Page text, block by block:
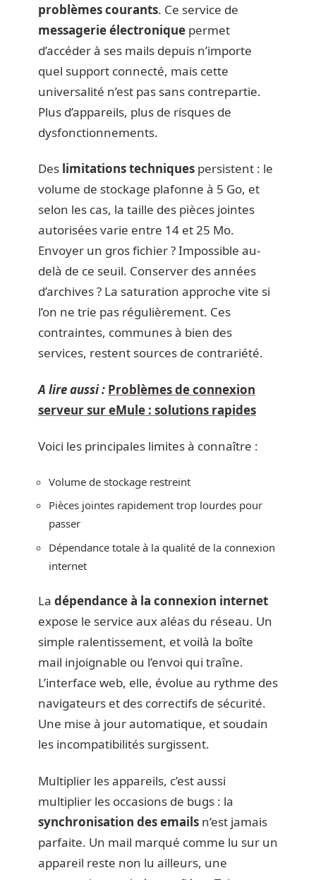
problèmes courants. Ce service de
messagerie électronique permet
d’accéder à ses mails depuis n’importe
quel support connecté, mais cette
universalité n’est pas sans contrepartie.
Plus d’appareils, plus de risques de
dysfonctionnements.
Des limitations techniques persistent : le
volume de stockage plafonne à 5 Go, et
selon les cas, la taille des pièces jointes
autorisées varie entre 14 et 25 Mo.
Envoyer un gros fichier ? Impossible au-
delà de ce seuil. Conserver des années
d’archives ? La saturation approche vite si
l’on ne trie pas régulièrement. Ces
contraintes, communes à bien des
services, restent sources de contrariété.
A lire aussi : Problèmes de connexion
serveur sur eMule : solutions rapides
Voici les principales limites à connaître :
Volume de stockage restreint
Pièces jointes rapidement trop lourdes pour
passer
Dépendance totale à la qualité de la connexion
internet
La dépendance à la connexion internet
expose le service aux aléas du réseau. Un
simple ralentissement, et voilà la boîte
mail injoignable ou l’envoi qui traîne.
L’interface web, elle, évolue au rythme des
navigateurs et des correctifs de sécurité.
Une mise à jour automatique, et soudain
les incompatibilités surgissent.
Multiplier les appareils, c’est aussi
multiplier les occasions de bugs : la
synchronisation des emails n’est jamais
parfaite. Un mail marqué comme lu sur un
appareil reste non lu ailleurs, une